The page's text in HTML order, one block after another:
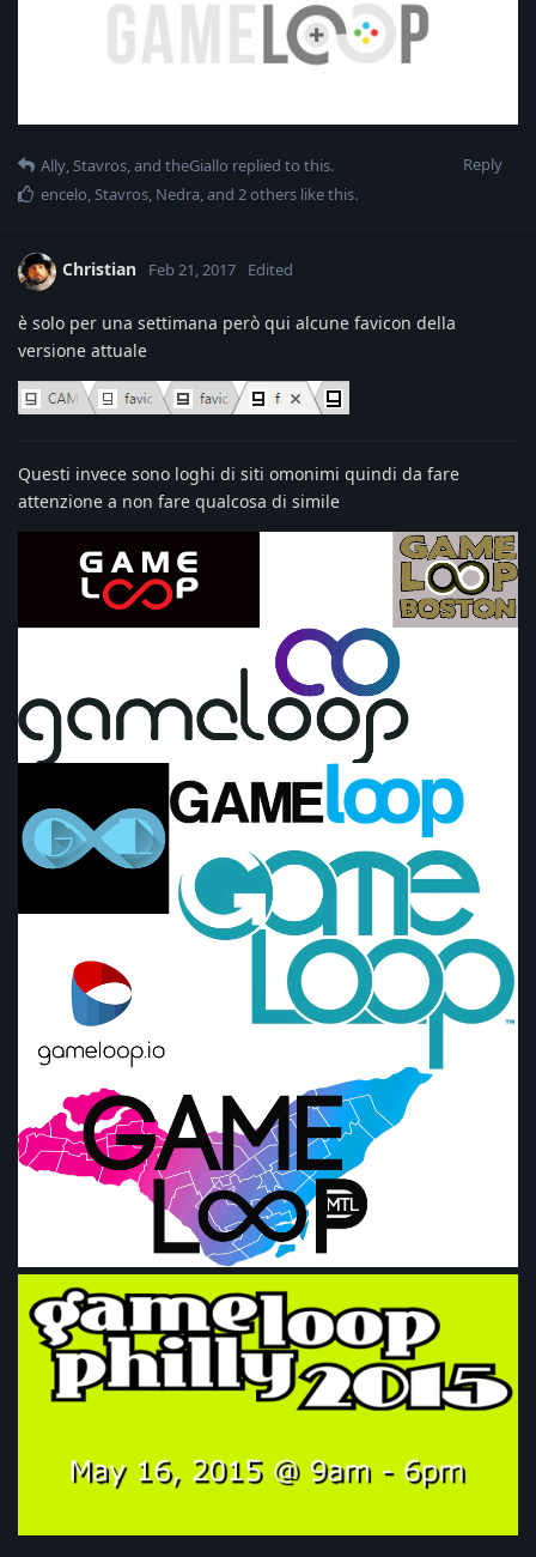
Reply
Ally,Stavros, and theGiallo replied to this.
encelo,Stavros, Nedra, and 2others like this.
Christian Feb 21, 2017 Edited
è solo per una settimana però qui alcune favicon della
versione attuale
Questi invece sono loghi di siti omonimi quindi da fare
attenzione a non fare qualcosa di simile